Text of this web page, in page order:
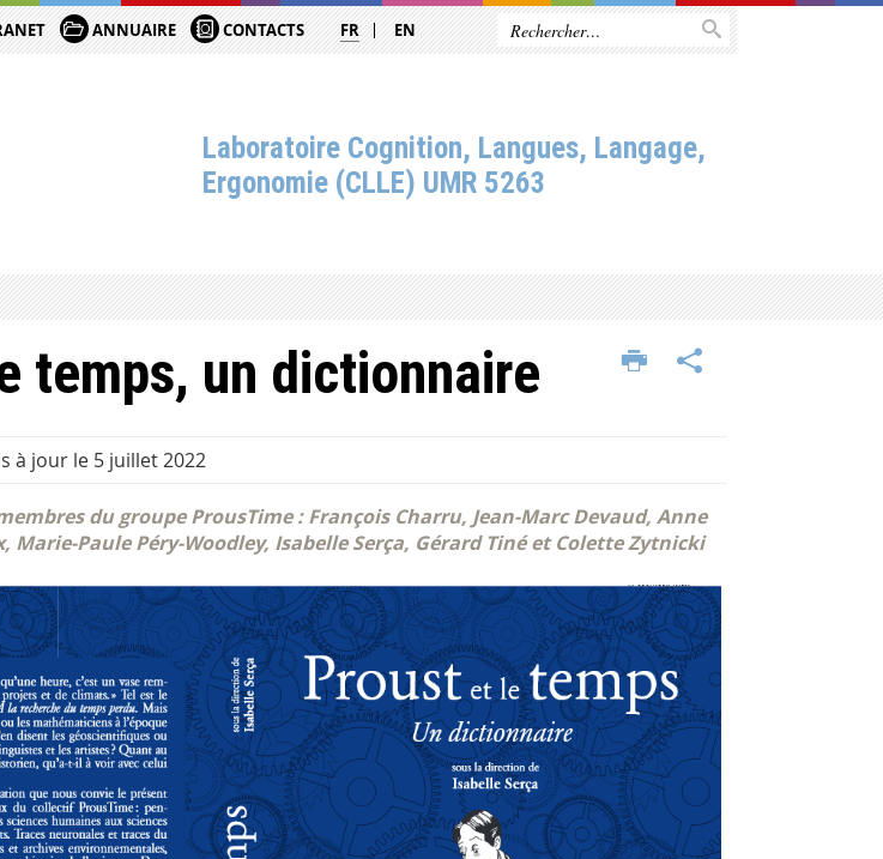
ANNUAIRE CONTACTS FR EN
Laboratoire Cognition, Langues, Langage,
Ergonomie (CLLE) UMR 5263
temps, un dictionnaire
à jour le 5 juillet 2022
du groupe ProusTime : François Charru, Jean-Marc Devaud, Anne
Marie-Paule Péry-Woodley, Isabelle Serça, Gérard Tiné et Colette Zytnicki